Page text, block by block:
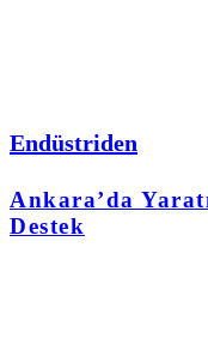
Endüstriden
Ankara’da
Destek